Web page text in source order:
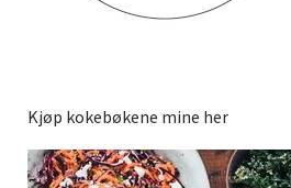
Kjøp kokebøkene mine her